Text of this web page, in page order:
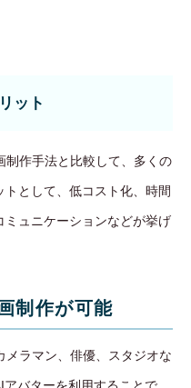
ット
制作手法と比較して、多くの
トとして、低コスト化、時間
ュニケーションなどが挙げ
制作が可能
メラマン、俳優、スタジオな